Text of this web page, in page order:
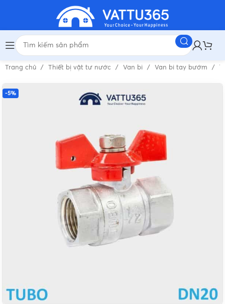
Trang chủ Thiết bị vật tư nước Van bi Van bi tay bướm
-5%